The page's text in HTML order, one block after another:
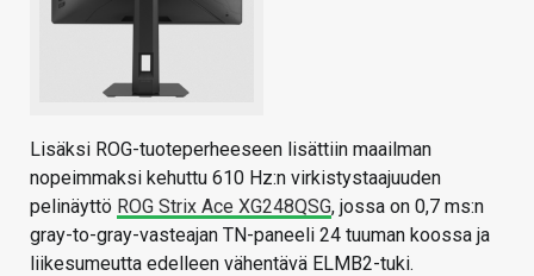
Lisäksi ROG-tuoteperheeseen lisättiin maailman
nopeimmaksi kehuttu 610 Hz:n virkistystaajuuden
pelinäyttö ROG Strix Ace XG248QSG, jossa on 0,7 ms:n
gray-to-gray-vasteajan TN-paneeli 24 tuuman koossa ja
liikesumeutta edelleen vähentävä ELMB2-tuki.